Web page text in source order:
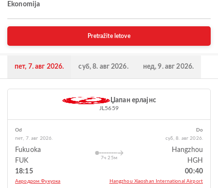
Ekonomija
Pretražite letove
пет, 7. авг 2026. суб, 8. авг 2026. нед, 9. авг 2026.
Џапан ерлајнс
JL5659
Od
пет, 7. авг 2026.
Fukuoka
FUK
18:15
Аеродром Фукуока
7ч 25м
Do
суб, 8. авг 2026.
Hangzhou
HGH
00:40
Hangzhou Xiaoshan International Airport